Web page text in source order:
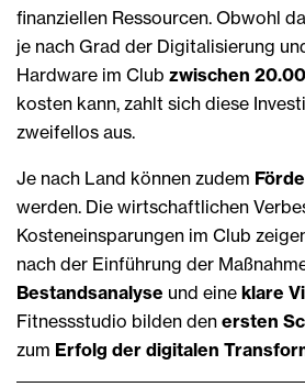
finanziellen Ressourcen. Obwohl
je nach Grad der Digitalisierung
Hardware im Club zwischen
kosten kann, zahlt sich diese
zweifellos aus.
Je nach Land können zudem
werden. Die wirtschaftlichen
Kosteneinsparungen im Club
nach der Einführung der
Bestandsanalyse und eine klare
Fitnessstudio bilden den ersten
zum Erfolg der digitalen